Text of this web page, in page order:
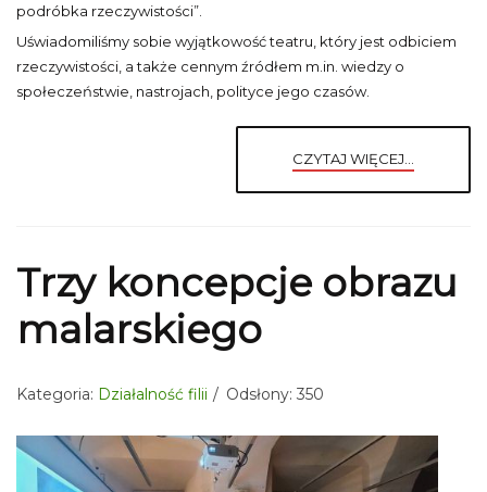
podróbka rzeczywistości”.
Uświadomiliśmy sobie wyjątkowość teatru, który jest odbiciem
rzeczywistości, a także cennym źródłem m.in. wiedzy o
społeczeństwie, nastrojach, polityce jego czasów.
CZYTAJ WIĘCEJ...
Trzy koncepcje obrazu
malarskiego
Kategoria: Działalność filii Odsłony: 350